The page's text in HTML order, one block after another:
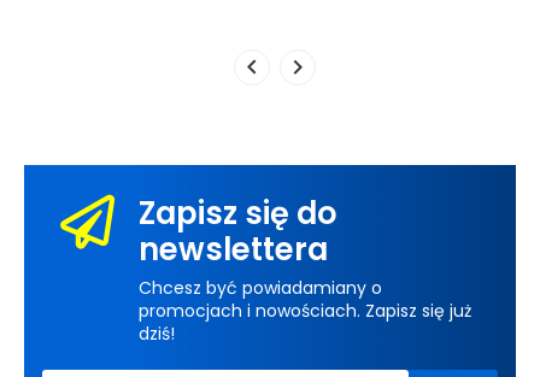
Zapisz się do
newslettera
Chcesz być powiadamiany o
promocjach i nowościach. Zapisz się już
dziś!